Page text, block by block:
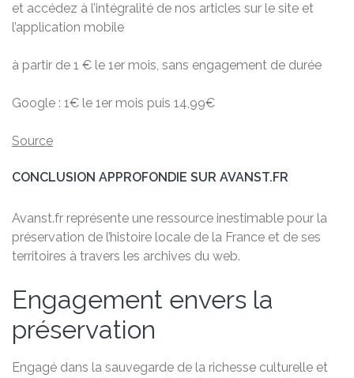
et accédez à l’intégralité de nos articles sur le site et
l’application mobile
à partir de 1 € le 1er mois, sans engagement de durée
Google : 1€ le 1er mois puis 14,99€
Source
CONCLUSION APPROFONDIE SUR AVANST.FR
Avanst.fr représente une ressource inestimable pour la
préservation de l’histoire locale de la France et de ses
territoires à travers les archives du web.
Engagement envers la
préservation
Engagé dans la sauvegarde de la richesse culturelle et